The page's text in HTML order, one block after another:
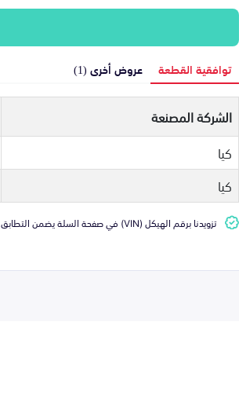
توافقية القطعة عروض أخرى (1)
الشركة المصنعة
كيا
كيا
تزويدنا برقم الهيكل (VIN) في صفحة السلة يضمن التطابق التام للقطعة مع سيارتك